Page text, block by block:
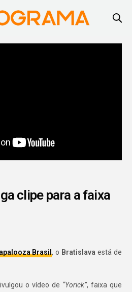
clipe para a faixa
Brasil, o Bratislava está de
o vídeo de “Yorick”, faixa que